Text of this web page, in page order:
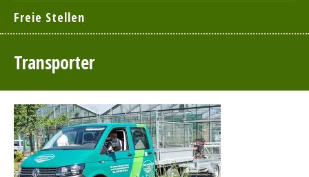
Freie Stellen
Transporter